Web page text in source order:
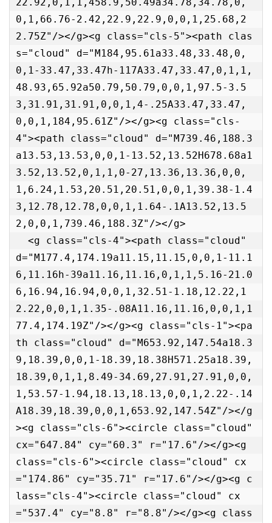
0,1,66.76-2.42,22.9,22.9,0,0,1,25.68,2
2.75Z"/></g><g class="cls-5"><path clas
s="cloud" d="M184,95.61a33.48,33.48,0,
0,1-33.47,33.47h-117A33.47,33.47,0,1,1,
48.93,65.92a50.79,50.79,0,0,1,97.5-3.5
3,31.91,31.91,0,0,1,4-.25A33.47,33.47,
0,0,1,184,95.61Z"/></g><g class="cls-
4"><path class="cloud" d="M739.46,188.3
a13.53,13.53,0,0,1-13.52,13.52H678.68a1
3.52,13.52,0,1,1,0-27,13.36,13.36,0,0,
1,6.24,1.53,20.51,20.51,0,0,1,39.38-1.4
3,12.78,12.78,0,0,1,1.64-.1A13.52,13.5
2,0,0,1,739.46,188.3Z"/></g>
d="M177.4,174.19a11.15,11.15,0,0,1-11.1
6,11.16h-39a11.16,11.16,0,1,1,5.16-21.0
6,16.94,16.94,0,0,1,32.51-1.18,12.22,1
2.22,0,0,1,1.35-.08A11.16,11.16,0,0,1,1
77.4,174.19Z"/></g><g class="cls-1"><pa
th class="cloud" d="M653.92,147.54a18.3
9,18.39,0,0,1-18.39,18.38H571.25a18.39,
18.39,0,1,1,8.49-34.69,27.91,27.91,0,0,
1,53.57-1.94,18.13,18.13,0,0,1,2.22-.14
A18.39,18.39,0,0,1,653.92,147.54Z"/></g
><g class="cls-6"><circle class="cloud"
cx="647.84" cy="60.3" r="17.6"/></g><g
class="cls-6"><circle class="cloud" cx
="174.86" cy="35.71" r="17.6"/></g><g c
lass="cls-4"><circle class="cloud" cx
="537.4" cy="8.8" r="8.8"/></g><g class